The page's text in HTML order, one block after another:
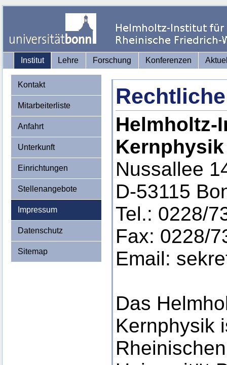
Institut Lehre Forschung Konferenzen
Kontakt
Mitarbeiterliste
Anfahrt
Unterkunft
Einrichtungen
Stellenangebote
Impressum
Datenschutz
Sitemap
Helmholtz-
Kernphysik
Nussallee
D-53115
Tel.: 0228/
Fax: 0228/
Email:
Das
Kernphysik